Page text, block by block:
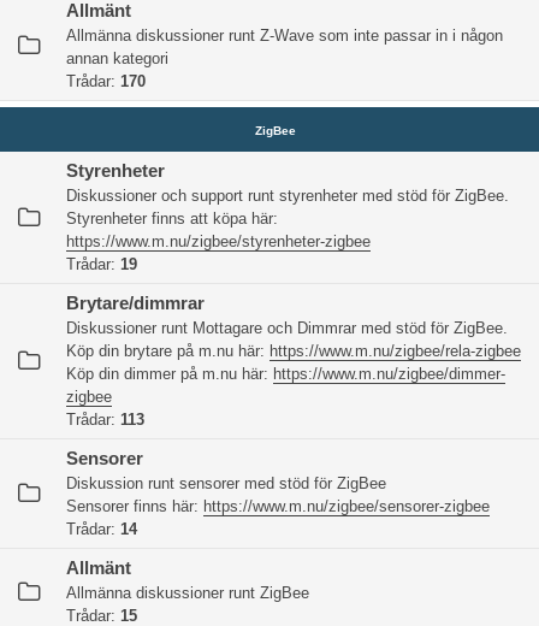
Allmänt
Allmänna diskussioner runt Z-Wave som inte passar in i någon
annan kategori
Trådar: 170
ZigBee
Styrenheter
Diskussioner och support runt styrenheter med stöd för ZigBee.
Styrenheter finns att köpa här:
https://www.m.nu/zigbee/styrenheter-zigbee
Trådar: 19
Brytare/dimmrar
Diskussioner runt Mottagare och Dimmrar med stöd för ZigBee.
Köp din brytare på m.nu här: https://www.m.nu/zigbee/rela-zigbee
Köp din dimmer på m.nu här: https://www.m.nu/zigbee/dimmer-
zigbee
Trådar: 113
Sensorer
Diskussion runt sensorer med stöd för ZigBee
Sensorer finns här: https://www.m.nu/zigbee/sensorer-zigbee
Trådar: 14
Allmänt
Allmänna diskussioner runt ZigBee
Trådar: 15